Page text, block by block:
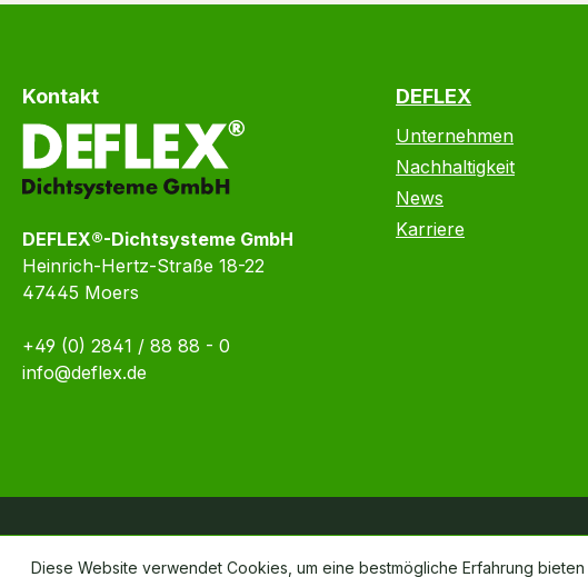
Kontakt
DEFLEX®-Dichtsysteme GmbH
Heinrich-Hertz-Straße 18-22
47445 Moers
+49 (0) 2841 / 88 88 - 0
info@deflex.de
DEFLEX
Unternehmen
Nachhaltigkeit
News
Karriere
Diese Website verwendet Cookies, um eine bestmögliche Erfahrung bieten